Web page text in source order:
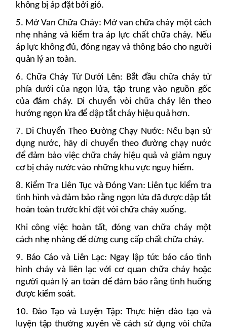
không bị áp đặt bởi gió.
5. Mở Van Chữa Cháy: Mở van chữa cháy một cách
nhẹ nhàng và kiểm tra áp lực chất chữa cháy. Nếu
áp lực không đủ, đóng ngay và thông báo cho người
quản lý an toàn.
6. Chữa Cháy Từ Dưới Lên: Bắt đầu chữa cháy từ
phía dưới của ngọn lửa, tập trung vào nguồn gốc
của đám cháy. Di chuyển vòi chữa cháy lên theo
hướng ngọn lửa để dập tắt cháy hiệu quả hơn.
7. Di Chuyển Theo Đường Chạy Nước: Nếu bạn sử
dụng nước, hãy di chuyển theo đường chạy nước
để đảm bảo việc chữa cháy hiệu quả và giảm nguy
cơ bị chảy nước vào những khu vực nguy hiểm.
8. Kiểm Tra Liên Tục và Đóng Van: Liên tục kiểm tra
tình hình và đảm bảo rằng ngọn lửa đã được dập tắt
hoàn toàn trước khi đặt vòi chữa cháy xuống.
Khi công việc hoàn tất, đóng van chữa cháy một
cách nhẹ nhàng để dừng cung cấp chất chữa cháy.
9. Báo Cáo và Liên Lạc: Ngay lập tức báo cáo tình
hình cháy và liên lạc với cơ quan chữa cháy hoặc
người quản lý an toàn để đảm bảo rằng tình huống
được kiểm soát.
10. Đào Tạo và Luyện Tập: Thực hiện đào tạo và
luyện tập thường xuyên về cách sử dụng vòi chữa